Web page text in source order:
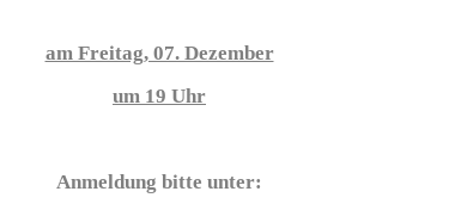
am Freitag, 07. Dezember
um 19 Uhr
Anmeldung bitte unter: